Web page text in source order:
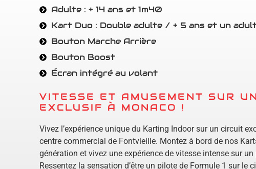
Adulte : + 14 ans et 1m40
Kart Duo : Double adulte / + 5 ans et un
Bouton Marche Arrière
Bouton Boost
Écran intégré au volant
VITESSE ET AMUSEMENT SUR
EXCLUSIF À MONACO !
Vivez l’expérience unique du Karting Indoor sur un circuit
centre commercial de Fontvieille. Montez à bord de nos
génération et vivez une expérience de vitesse intense sur
Ressentez la sensation d’être un pilote de Formule 1 sur le